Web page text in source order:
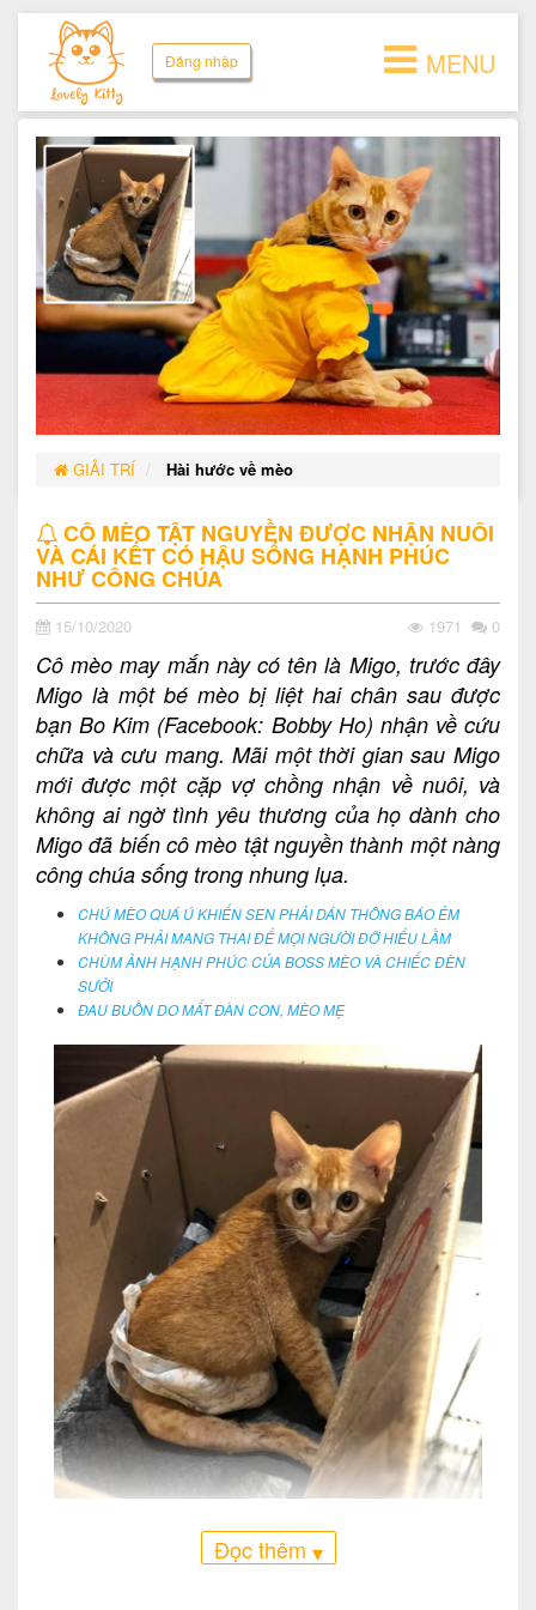
Đăng nhập
GIẢI TRÍ Hài hước về mèo
CÔ MÈO TẬT NGUYỀN ĐƯỢC NHẬN NUÔI
VÀ CÁI KẾT CÓ HẬU SỐNG HẠNH PHÚC
NHƯ CÔNG CHÚA
15/10/2020 1971 0
Cô mèo may mắn này có tên là Migo, trước đây
Migo là một bé mèo bị liệt hai chân sau được
bạn Bo Kim (Facebook: Bobby Ho) nhận về cứu
chữa và cưu mang. Mãi một thời gian sau Migo
mới được một cặp vợ chồng nhận về nuôi, và
không ai ngờ tình yêu thương của họ dành cho
Migo đã biến cô mèo tật nguyền thành một nàng
công chúa sống trong nhung lụa.
CHÚ MÈO QUÁ Ú KHIẾN SEN PHẢI DÁN THÔNG BÁO ẺM
KHÔNG PHẢI MANG THAI ĐỂ MỌI NGƯỜI ĐỠ HIỂU LẦM
CHÙM ẢNH HẠNH PHÚC CỦA BOSS MÈO VÀ CHIẾC ĐÈN
SƯỞI
ĐAU BUỒN DO MẤT ĐÀN CON, MÈO MẸ
Bạn Bo Kim ( Bobby Ho ) chia sẻ về câu
Đọc thêm ▾
MENU